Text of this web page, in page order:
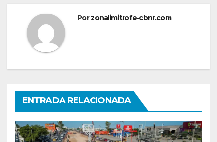
Porzonalimitrofe-cbnr.com
ENTRADA RELACIONADA